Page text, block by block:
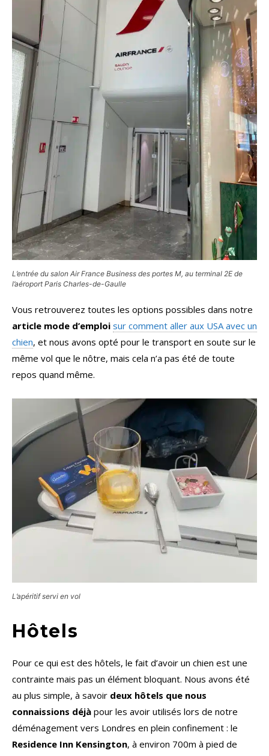
L’entrée du salon Air France Business des portes M, au terminal 2E de
l’aéroport Paris Charles-de-Gaulle
Vous retrouverez toutes les options possibles dans notre
article mode d’emploi sur comment aller aux USA avec un
chien, et nous avons opté pour le transport en soute sur le
même vol que le nôtre, mais cela n’a pas été de toute
repos quand même.
L’apéritif servi en vol
Hôtels
Pour ce qui est des hôtels, le fait d’avoir un chien est une
contrainte mais pas un élément bloquant. Nous avons été
au plus simple, à savoir deux hôtels que nous
connaissions déjà pour les avoir utilisés lors de notre
déménagement vers Londres en plein confinement : le
Residence Inn Kensington, à environ 700m à pied de